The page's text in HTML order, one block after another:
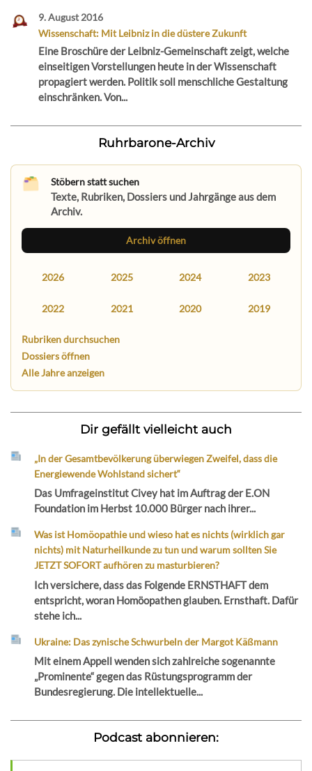
9. August 2016
Wissenschaft: Mit Leibniz in die düstere Zukunft
Eine Broschüre der Leibniz-Gemeinschaft zeigt, welche
einseitigen Vorstellungen heute in der Wissenschaft
propagiert werden. Politik soll menschliche Gestaltung
einschränken. Von...
Ruhrbarone-Archiv
Stöbern statt suchen
Texte, Rubriken, Dossiers und Jahrgänge aus dem
Archiv.
Archiv öffnen
2026 2025 2024 2023
2022 2021 2020 2019
Rubriken durchsuchen
Dossiers öffnen
Alle Jahre anzeigen
Dir gefällt vielleicht auch
„In der Gesamtbevölkerung überwiegen Zweifel, dass die
Energiewende Wohlstand sichert“
Das Umfrageinstitut Civey hat im Auftrag der E.ON
Foundation im Herbst 10.000 Bürger nach ihrer...
Was ist Homöopathie und wieso hat es nichts (wirklich gar
nichts) mit Naturheilkunde zu tun und warum sollten Sie
JETZT SOFORT aufhören zu masturbieren?
Ich versichere, dass das Folgende ERNSTHAFT dem
entspricht, woran Homöopathen glauben. Ernsthaft. Dafür
stehe ich...
Ukraine: Das zynische Schwurbeln der Margot Käßmann
Mit einem Appell wenden sich zahlreiche sogenannte
„Prominente“ gegen das Rüstungsprogramm der
Bundesregierung. Die intellektuelle...
Podcast abonnieren: